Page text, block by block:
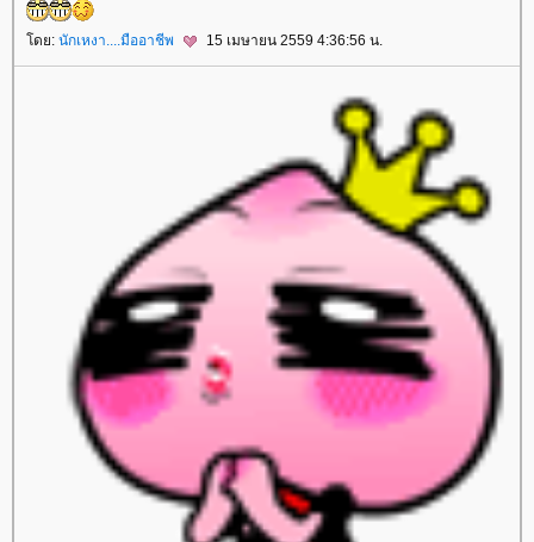
ดย: นักเหงา....มืออาชีพ 15 เมษายน 2559 4:36:56 น.